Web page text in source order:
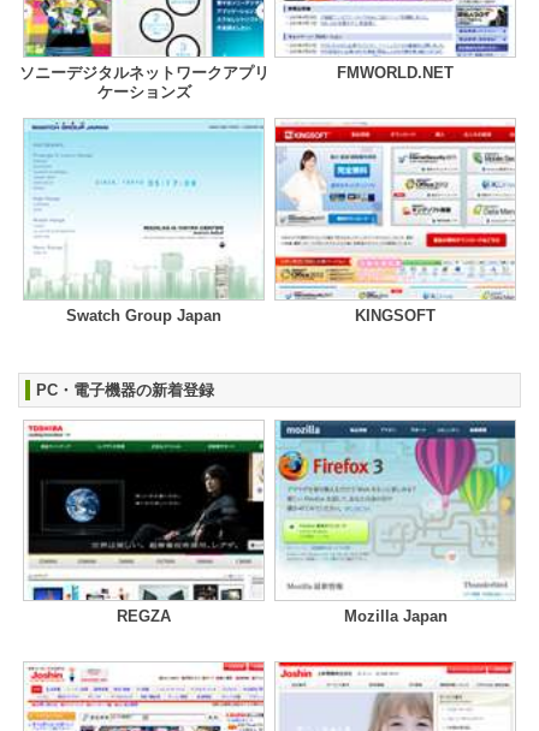
ソニーデジタルネットワークアプリ
ケーションズ
FMWORLD.NET
Swatch Group Japan KINGSOFT
PC・電子機器の新着登録
REGZA Mozilla Japan